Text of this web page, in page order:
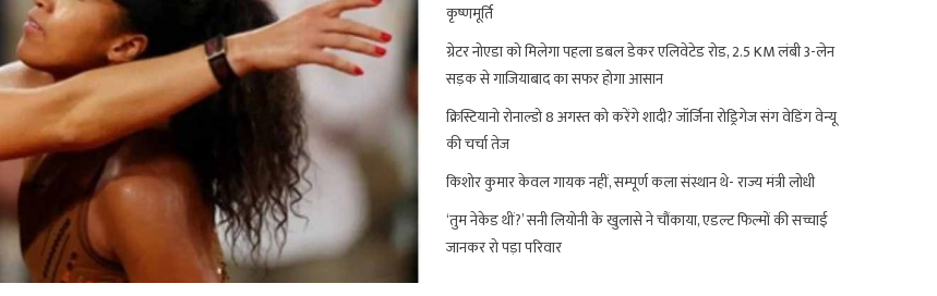
कृष्णमूर्ति
ग्रेटर नोएडा को मिलेगा पहला डबल डेकर एलिवेटेड रोड, 2.5 KM लंबी 3-लेन
सड़क से गाजियाबाद का सफर होगा आसान
क्रिस्टियानो रोनाल्डो 8 अगस्त को करेंगे शादी? जॉर्जिना रोड्रिगेज संग वेडिंग वेन्यू
की चर्चा तेज
किशोर कुमार केवल गायक नहीं, सम्पूर्ण कला संस्थान थे- राज्य मंत्री लोधी
‘तुम नेकेड थीं?’ सनी लियोनी के खुलासे ने चौंकाया, एडल्ट फिल्मों की सच्चाई
जानकर रो पड़ा परिवार